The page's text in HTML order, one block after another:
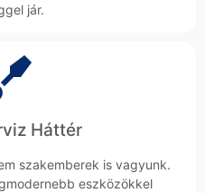
jár.
Háttér
szakemberek is vagyunk.
eszközökkel